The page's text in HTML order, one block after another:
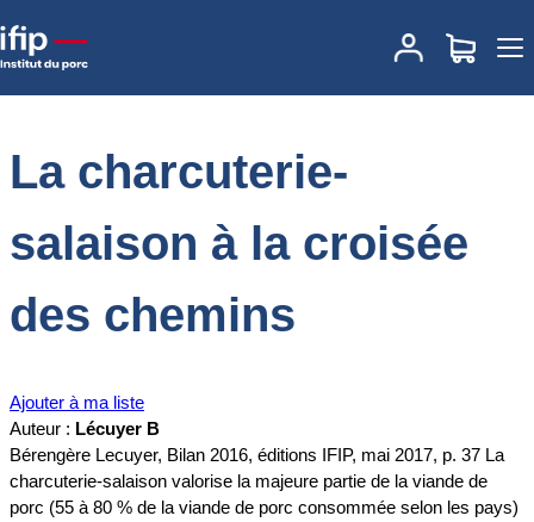
Accueil
La charcuterie-salaison à la croisée des
chemins
La charcuterie-
salaison à la croisée
des chemins
Ajouter à ma liste
Auteur : Lécuyer B
Bérengère Lecuyer, Bilan 2016, éditions IFIP, mai 2017, p. 37 La
charcuterie-salaison valorise la majeure partie de la viande de
porc (55 à 80 % de la viande de porc consommée selon les pays)